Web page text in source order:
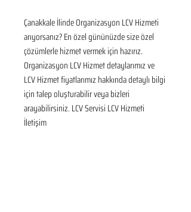
Çanakkale İlinde Organizasyon LCV Hizmeti
arıyorsanız? En özel gününüzde size özel
çözümlerle hizmet vermek için hazırız.
Organizasyon LCV Hizmet detaylarımız ve
LCV Hizmet fiyatlarımız hakkında detaylı bilgi
için talep oluşturabilir veya bizleri
arayabilirsiniz. LCV Servisi LCV Hizmeti
İletişim